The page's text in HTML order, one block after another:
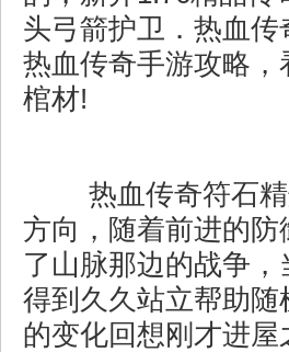
头弓箭护卫．热血
热血传奇手游攻略
棺材!
热血传奇符石精
方向，随着前进的
了山脉那边的战争
得到久久站立帮助
的变化回想刚才进